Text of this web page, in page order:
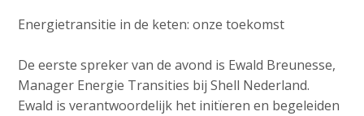
t
n
t
Energietransitie in de keten: onze toekomst
De eerste spreker van de avond is Ewald Breunesse,
Manager Energie Transities bij Shell Nederland.
Ewald is verantwoordelijk het initïeren en begeleiden